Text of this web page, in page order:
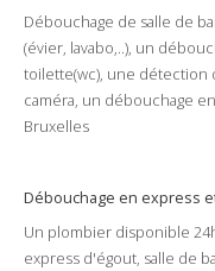
Débouchage de salle de
(évier, lavabo,..), un
toilette(wc), une détection
caméra, un débouchage en
Bruxelles
Débouchage en express
Un plombier disponible
express d'égout salle de